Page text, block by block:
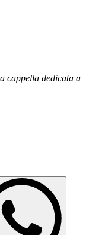
cappella dedicata a